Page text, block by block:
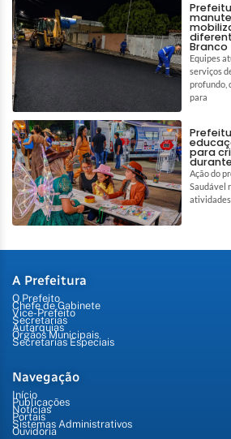
Branco
Equipes
serviços
profundo,
para
para
Ação do
Saudável
A Prefeitura
O Prefeito
Chefe de Gabinete
Vice-Prefeito
Secretarias
Autarquias
Órgãos Municipais
Secretarias Especiais
Navegação
Início
Publicações
Notícias
Portais
Sistemas Administrativos
Ouvidoria